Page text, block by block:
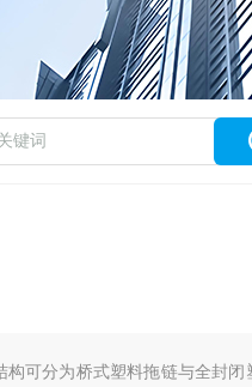
可分为桥式塑料拖链与全封闭